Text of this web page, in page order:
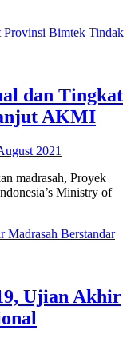
dan Tingkat
AKMI
2021
madrasah, Proyek
Ministry of
Ujian Akhir